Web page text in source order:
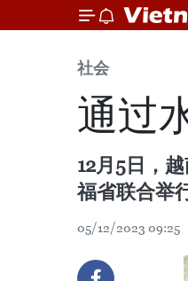
社会
通过
12月5日，
福省联合举
05/12/2023 09:25